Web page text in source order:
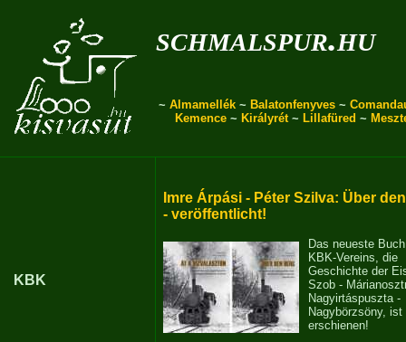
schmalspur.hu
~ Almamellék ~ Balatonfenyves ~
Kemence ~ Királyrét~ Lillafüred ~
KBK
Imre Árpási - Péter Szilva: Über
- veröffentlicht!
Das neueste
KBK-Vereins, die
Geschichte der
Szob -
Nagyirtáspuszta -
Nagybörzsöny, ist
erschienen!